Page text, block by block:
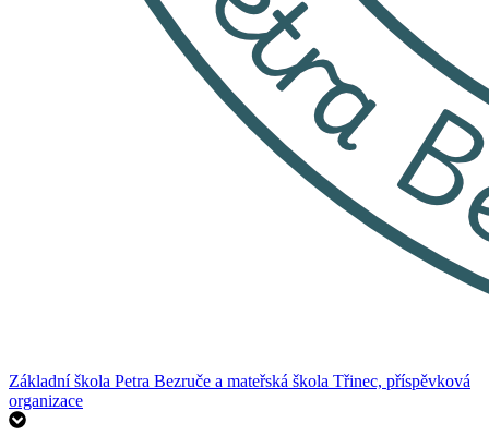
Základní škola Petra Bezruče a mateřská škola Třinec, příspěvková
organizace